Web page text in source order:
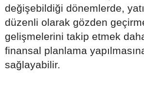
değişebildiği dönemlerde,
düzenli olarak gözden
gelişmelerini takip etmek
finansal planlama
sağlayabilir.